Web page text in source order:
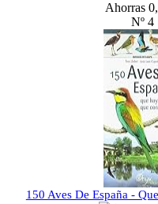
Ahorras
Nº 4
150 Aves De España -